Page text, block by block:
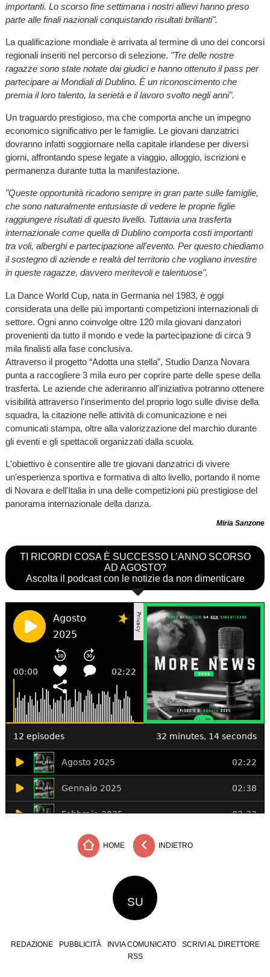
importanti. Lo scorso fine settimana i nostri allievi hanno preso
parte alle finali nazionali conquistando risultati brillanti".
La qualificazione mondiale è arrivata al termine di uno dei concorsi
regionali inseriti nel percorso di selezione. "Tre delle nostre
ragazze sono state notate dai giudici e hanno ottenuto il pass per
partecipare ai Mondiali di Dublino. È un riconoscimento che
premia il loro talento, la serietà e il lavoro svolto negli anni".
Un traguardo prestigioso, ma che comporta anche un impegno
economico significativo per le famiglie. Le giovani danzatrici
dovranno infatti soggiornare nella capitale irlandese per diversi
giorni, affrontando spese legate a viaggio, alloggio, iscrizioni e
permanenza durante tutta la manifestazione.
"Queste opportunità ricadono sempre in gran parte sulle famiglie,
che sono naturalmente entusiaste di vedere le proprie figlie
raggiungere risultati di questo livello. Tuttavia una trasferta
internazionale come quella di Dublino comporta costi importanti
tra voli, alberghi e partecipazione all'evento. Per questo chiediamo
il sostegno di aziende e realtà del territorio che vogliano investire
in queste ragazze, davvero meritevoli e talentuose".
La Dance World Cup, nata in Germania nel 1983, è oggi
considerata una delle più importanti competizioni internazionali di
settore. Ogni anno coinvolge oltre 120 mila giovani danzatori
provenienti da tutto il mondo e vede la partecipazione di circa 9
mila finalisti alla fase conclusiva.
Attraverso il progetto “Adotta una stella”, Studio Danza Novara
punta a raccogliere 3 mila euro per coprire parte delle spese della
trasferta. Le aziende che aderiranno all'iniziativa potranno ottenere
visibilità attraverso l'inserimento del proprio logo sulle divise della
squadra, la citazione nelle attività di comunicazione e nei
comunicati stampa, oltre alla valorizzazione del marchio durante
gli eventi e gli spettacoli organizzati dalla scuola.
L'obiettivo è consentire alle tre giovani danzatrici di vivere
un'esperienza sportiva e formativa di alto livello, portando il nome
di Novara e dell'Italia in una delle competizioni più prestigiose del
panorama internazionale della danza.
Miria Sanzone
TI RICORDI COSA È SUCCESSO L’ANNO SCORSO
AD AGOSTO?
Ascolta il podcast con le notizie da non dimenticare
HOME INDIETRO
SU
REDAZIONE PUBBLICITÀ INVIA COMUNICATO
SCRIVI AL DIRETTORE
RSS